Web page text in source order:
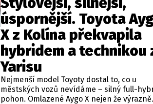
úspornější. Toyota
X z Kolína překvapila
hybridem a technikou
Yarisu
Nejmenší model Toyoty dostal to, co u
městských vozů nevídáme – silný full-
pohon. Omlazené Aygo X nejen že výrazně